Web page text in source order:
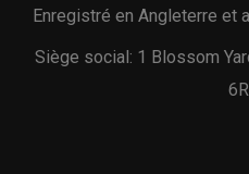
Enregistré en Angleterre et
Siège social: 1 Blossom